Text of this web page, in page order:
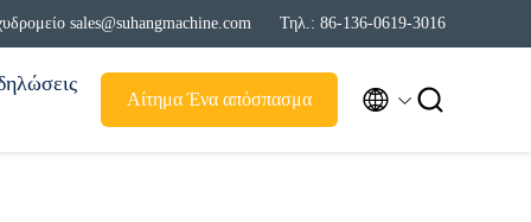
sales@suhangmachine.com Τηλ.: 86-136-0619-3016
Αίτημα Ένα απόσπασμα  